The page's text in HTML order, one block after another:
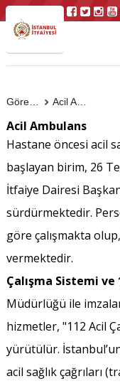
Acil Ambulans
Görevlerimiz
Acil Ambulans
Hastane öncesi acil
başlayan birim, 26
İtfaiye Dairesi
sürdürmektedir.
göre çalışmakta
vermektedir.
Çalışma Sistemi
Müdürlüğü ile
hizmetler, "112 Acil
yürütülür.
acil sağlık çağrıları